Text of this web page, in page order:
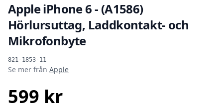
Apple iPhone 6 - (A1586)
Hörlursuttag, Laddkontakt- och
Mikrofonbyte
821-1853-11
Produktinformation
Se mer från Apple
599 kr